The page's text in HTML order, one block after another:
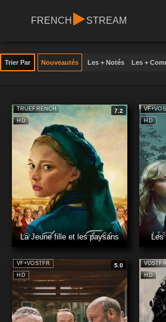
FRENCH STREAM
Trier Par Nouveautés Les + Notés Les +
HD
TRUEFRENCH 7.2
La Jeune fille et les paysans
HD
HD
VF+VOSTFR 5.0
HD
VOSTFR